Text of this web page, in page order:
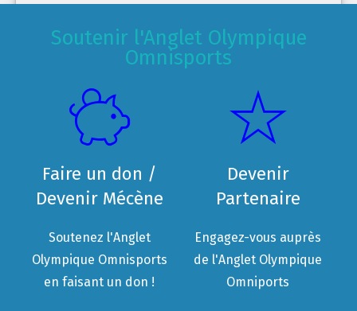
Soutenir l'Anglet Olympique
Omnisports
Faire un don /
Devenir Mécène
Soutenez l'Anglet
Olympique Omnisports
en faisant un don !
Devenir
Partenaire
Engagez-vous auprès
de l'Anglet Olympique
Omniports